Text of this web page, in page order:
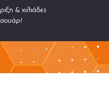
& χιλιάδες